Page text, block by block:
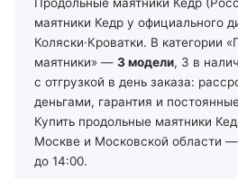
склада в Санкт-Петербурге (тел.
маятники Кедр у официального
Коляски·Кроватки. В категории
маятники» — 3 модели, 3 в
с отгрузкой в день заказа:
деньгами, гарантия и
Купить продольные маятники
Москве и Московской области —
до 14:00.